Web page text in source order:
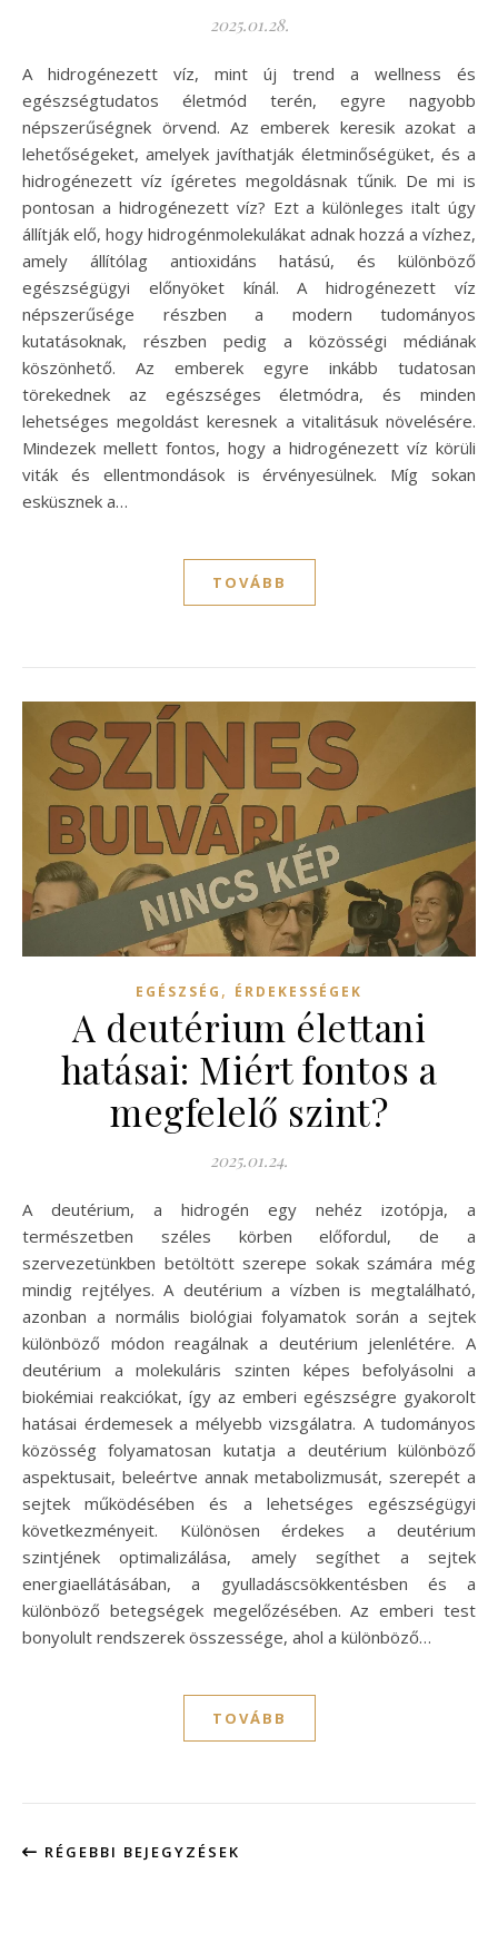
2025.01.28.
A hidrogénezett víz, mint új trend a wellness és
egészségtudatos életmód terén, egyre nagyobb
népszerűségnek örvend. Az emberek keresik azokat a
lehetőségeket, amelyek javíthatják életminőségüket, és a
hidrogénezett víz ígéretes megoldásnak tűnik. De mi is
pontosan a hidrogénezett víz? Ezt a különleges italt úgy
állítják elő, hogy hidrogénmolekulákat adnak hozzá a vízhez,
amely állítólag antioxidáns hatású, és különböző
egészségügyi előnyöket kínál. A hidrogénezett víz
népszerűsége részben a modern tudományos
kutatásoknak, részben pedig a közösségi médiának
köszönhető. Az emberek egyre inkább tudatosan
törekednek az egészséges életmódra, és minden
lehetséges megoldást keresnek a vitalitásuk növelésére.
Mindezek mellett fontos, hogy a hidrogénezett víz körüli
viták és ellentmondások is érvényesülnek. Míg sokan
esküsznek a…
TOVÁBB
EGÉSZSÉG , ÉRDEKESSÉGEK
A deutérium élettani
hatásai: Miért fontos a
megfelelő szint?
2025.01.24.
A deutérium, a hidrogén egy nehéz izotópja, a
természetben széles körben előfordul, de a
szervezetünkben betöltött szerepe sokak számára még
mindig rejtélyes. A deutérium a vízben is megtalálható,
azonban a normális biológiai folyamatok során a sejtek
különböző módon reagálnak a deutérium jelenlétére. A
deutérium a molekuláris szinten képes befolyásolni a
biokémiai reakciókat, így az emberi egészségre gyakorolt
hatásai érdemesek a mélyebb vizsgálatra. A tudományos
közösség folyamatosan kutatja a deutérium különböző
aspektusait, beleértve annak metabolizmusát, szerepét a
sejtek működésében és a lehetséges egészségügyi
következményeit. Különösen érdekes a deutérium
szintjének optimalizálása, amely segíthet a sejtek
energiaellátásában, a gyulladáscsökkentésben és a
különböző betegségek megelőzésében. Az emberi test
bonyolult rendszerek összessége, ahol a különböző…
TOVÁBB
RÉGEBBI BEJEGYZÉSEK